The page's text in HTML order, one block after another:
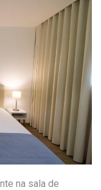
na sala de